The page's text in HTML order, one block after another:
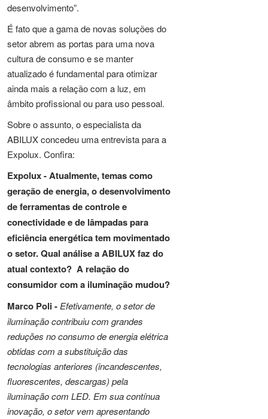
desenvolvimento”.
É fato que a gama de novas soluções do
setor abrem as portas para uma nova
cultura de consumo e se manter
atualizado é fundamental para otimizar
ainda mais a relação com a luz, em
âmbito profissional ou para uso pessoal.
Sobre o assunto, o especialista da
ABILUX concedeu uma entrevista para a
Expolux. Confira:
Expolux -Atualmente, temas como
geração de energia, o desenvolvimento
de ferramentas de controle e
conectividade e de lâmpadas para
eficiência energética tem movimentado
o setor. Qual análise a ABILUX faz do
atual contexto? A relação do
consumidor com a iluminação mudou?
Marco Poli -Efetivamente, o setor de
iluminação contribuiu com grandes
reduções no consumo de energia elétrica
obtidas com a substituição das
tecnologias anteriores (incandescentes,
fluorescentes, descargas) pela
iluminação com LED. Em sua contínua
inovação, o setor vem apresentando